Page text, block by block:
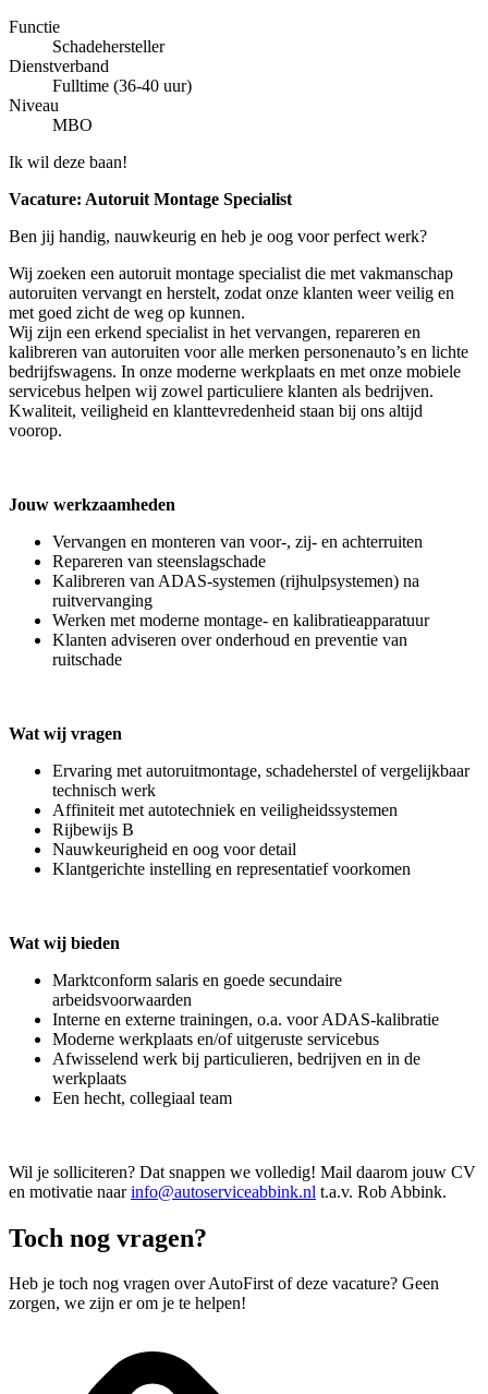
Functie
Schadehersteller
Dienstverband
Fulltime (36-40 uur)
Niveau
MBO
Ik wil deze baan!
Vacature: Autoruit Montage Specialist
Ben jij handig, nauwkeurig en heb je oog voor perfect werk?
Wij zoeken een autoruit montage specialist die met vakmanschap
autoruiten vervangt en herstelt, zodat onze klanten weer veilig en
met goed zicht de weg op kunnen.
Wij zijn een erkend specialist in het vervangen, repareren en
kalibreren van autoruiten voor alle merken personenauto’s en lichte
bedrijfswagens. In onze moderne werkplaats en met onze mobiele
servicebus helpen wij zowel particuliere klanten als bedrijven.
Kwaliteit, veiligheid en klanttevredenheid staan bij ons altijd
voorop.
Jouw werkzaamheden
Vervangen en monteren van voor-, zij- en achterruiten
Repareren van steenslagschade
Kalibreren van ADAS-systemen (rijhulpsystemen) na
ruitvervanging
Werken met moderne montage- en kalibratieapparatuur
Klanten adviseren over onderhoud en preventie van
ruitschade
Wat wij vragen
Ervaring met autoruitmontage, schadeherstel of vergelijkbaar
technisch werk
Affiniteit met autotechniek en veiligheidssystemen
Rijbewijs B
Nauwkeurigheid en oog voor detail
Klantgerichte instelling en representatief voorkomen
Wat wij bieden
Marktconform salaris en goede secundaire
arbeidsvoorwaarden
Interne en externe trainingen, o.a. voor ADAS-kalibratie
Moderne werkplaats en/of uitgeruste servicebus
Afwisselend werk bij particulieren, bedrijven en in de
werkplaats
Een hecht, collegiaal team
Wil je solliciteren? Dat snappen we volledig! Mail daarom jouw CV
en motivatie naarinfo@autoserviceabbink.nl t.a.v. Rob Abbink.
Toch nog vragen?
Heb je toch nog vragen over AutoFirst of deze vacature? Geen
zorgen, we zijn er om je te helpen!